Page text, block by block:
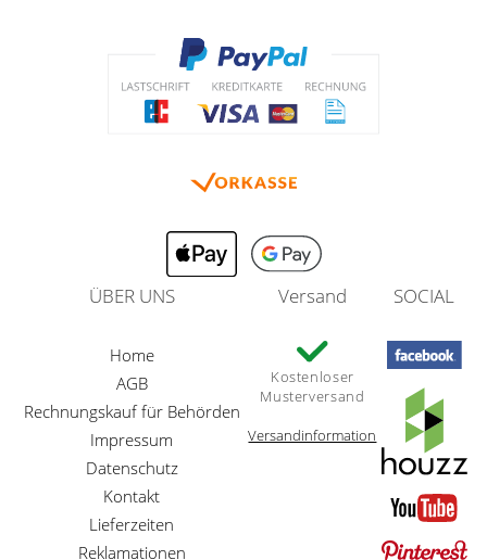
ÜBER UNS
Home
AGB
Rechnungskauf für Behörden
Impressum
Datenschutz
Kontakt
Lieferzeiten
Reklamationen
Versand
Kostenloser
Musterversand
Versandinformation
SOCIAL